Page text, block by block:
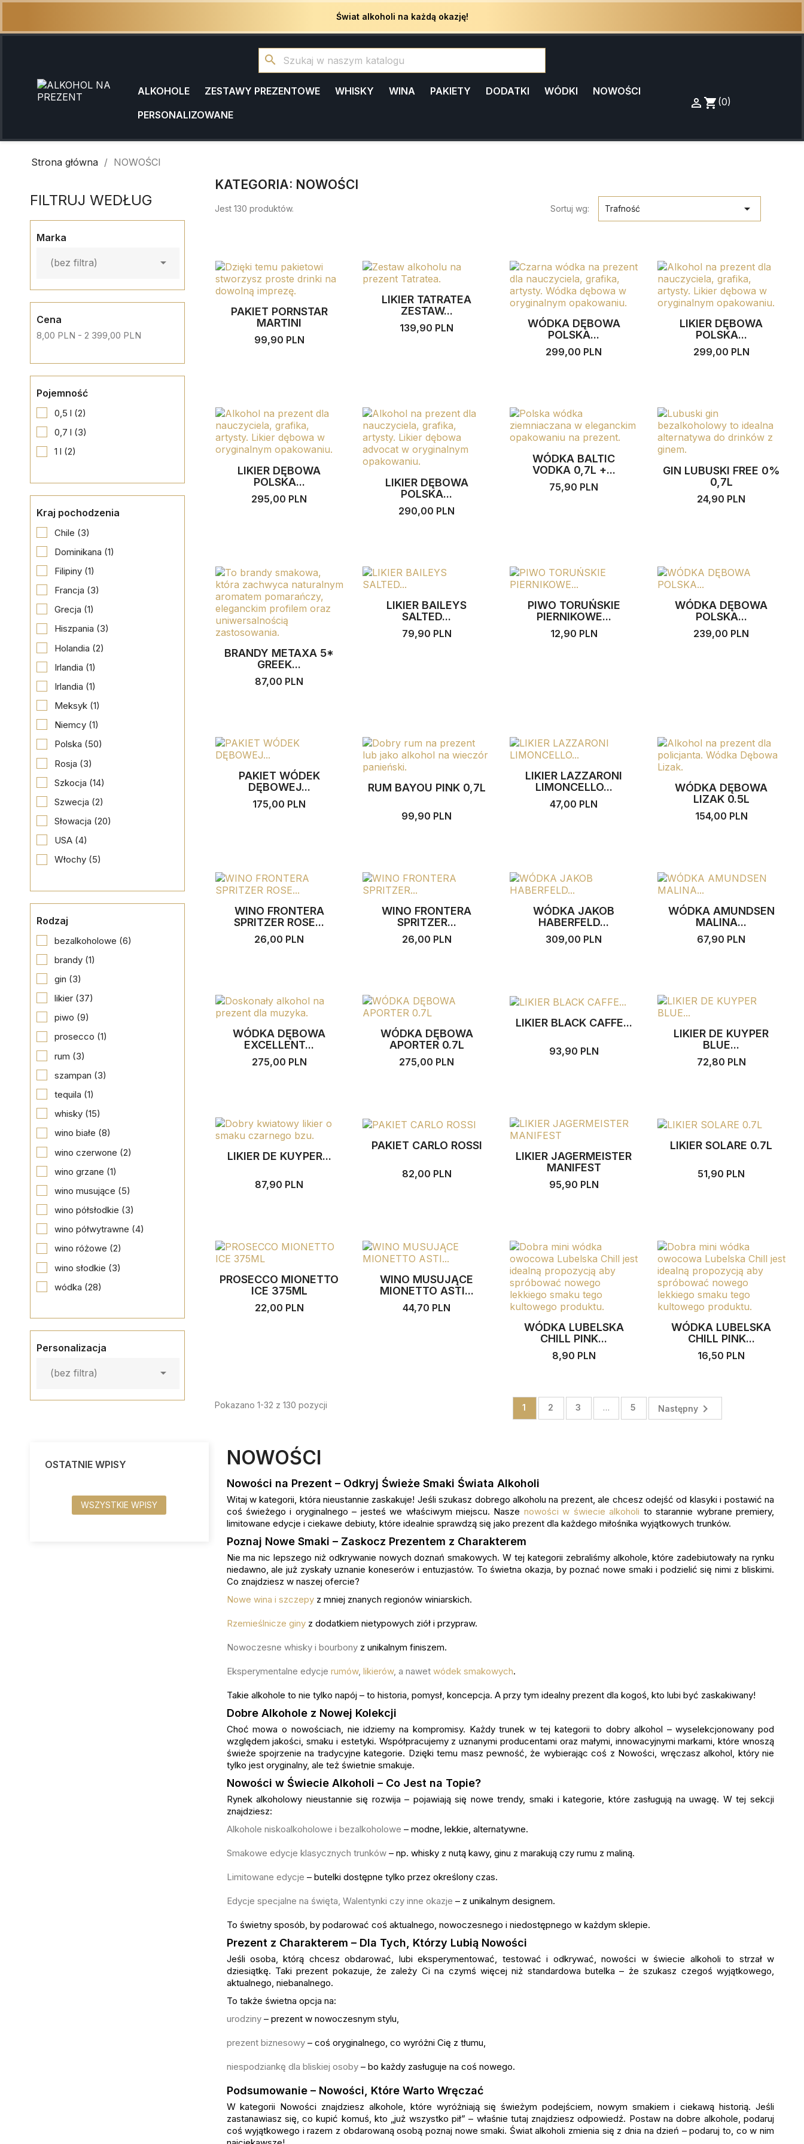
Świat alkoholi na każdą okazję!
search
ALKOHOLE ZESTAWY PREZENTOWE WHISKY WINA PAKIETY DODATKI WÓDKI
NOWOŚCI
PERSONALIZOWANE
 Zaloguj
shopping_cart
Koszyk
(0)
Strona główna NOWOŚCI
FILTRUJ WEDŁUG
Marka
(bez filtra) 
Cena
8,00 PLN - 2 399,00 PLN
Pojemność
0,5 l (2)
0,7 l (3)
1 l (2)
Kraj pochodzenia
Chile (3)
Dominikana (1)
Filipiny (1)
Francja (3)
Grecja (1)
Hiszpania (3)
Holandia (2)
Irlandia (1)
Irlandia (1)
Meksyk (1)
Niemcy (1)
Polska (50)
Rosja (3)
Szkocja (14)
Szwecja (2)
Słowacja (20)
USA (4)
Włochy (5)
Rodzaj
bezalkoholowe (6)
brandy (1)
gin (3)
likier (37)
piwo (9)
prosecco (1)
rum (3)
szampan (3)
tequila (1)
whisky (15)
wino białe (8)
wino czerwone (2)
wino grzane (1)
wino musujące (5)
wino półsłodkie (3)
wino półwytrawne (4)
wino różowe (2)
wino słodkie (3)
wódka (28)
Personalizacja
(bez filtra) 
OSTATNIE WPISY
WSZYSTKIE WPISY
KATEGORIA: NOWOŚCI
Jest 130 produktów. Sortuj wg: Trafność 
PAKIET PORNSTAR
MARTINI
99,90 PLN
LIKIER TATRATEA
ZESTAW...
139,90 PLN
WÓDKA DĘBOWA
POLSKA...
299,00 PLN
LIKIER DĘBOWA
POLSKA...
299,00 PLN
LIKIER DĘBOWA
POLSKA...
295,00 PLN
LIKIER DĘBOWA
POLSKA...
290,00 PLN
WÓDKA BALTIC
VODKA 0,7L +...
75,90 PLN
GIN LUBUSKI FREE 0%
0,7L
24,90 PLN
BRANDY METAXA 5*
GREEK...
87,00 PLN
LIKIER BAILEYS
SALTED...
79,90 PLN
PIWO TORUŃSKIE
PIERNIKOWE...
12,90 PLN
WÓDKA DĘBOWA
POLSKA...
239,00 PLN
PAKIET WÓDEK
DĘBOWEJ...
175,00 PLN
RUM BAYOU PINK 0,7L
99,90 PLN
LIKIER LAZZARONI
LIMONCELLO...
47,00 PLN
WÓDKA DĘBOWA
LIZAK 0.5L
154,00 PLN
WINO FRONTERA
SPRITZER ROSE...
26,00 PLN
WINO FRONTERA
SPRITZER...
26,00 PLN
WÓDKA JAKOB
HABERFELD...
309,00 PLN
WÓDKA AMUNDSEN
MALINA...
67,90 PLN
WÓDKA DĘBOWA
EXCELLENT...
275,00 PLN
WÓDKA DĘBOWA
APORTER 0.7L
275,00 PLN
LIKIER BLACK CAFFE...
93,90 PLN
LIKIER DE KUYPER
BLUE...
72,80 PLN
LIKIER DE KUYPER...
87,90 PLN
PAKIET CARLO ROSSI
82,00 PLN
LIKIER JAGERMEISTER
MANIFEST
95,90 PLN
LIKIER SOLARE 0.7L
51,90 PLN
PROSECCO MIONETTO
ICE 375ML
22,00 PLN
WINO MUSUJĄCE
MIONETTO ASTI...
44,70 PLN
WÓDKA LUBELSKA
CHILL PINK...
8,90 PLN
WÓDKA LUBELSKA
CHILL PINK...
16,50 PLN
Pokazano 1-32 z 130 pozycji 1 2 3 … 5 Następny 
NOWOŚCI
Nowości na Prezent – Odkryj Świeże Smaki Świata Alkoholi
Witaj w kategorii, która nieustannie zaskakuje! Jeśli szukasz dobrego alkoholu na prezent, ale chcesz odejść od klasyki i postawić na
coś świeżego i oryginalnego – jesteś we właściwym miejscu. Nasze nowości w świecie alkoholi to starannie wybrane premiery,
limitowane edycje i ciekawe debiuty, które idealnie sprawdzą się jako prezent dla każdego miłośnika wyjątkowych trunków.
Poznaj Nowe Smaki – Zaskocz Prezentem z Charakterem
Nie ma nic lepszego niż odkrywanie nowych doznań smakowych. W tej kategorii zebraliśmy alkohole, które zadebiutowały na rynku
niedawno, ale już zyskały uznanie koneserów i entuzjastów. To świetna okazja, by poznać nowe smaki i podzielić się nimi z bliskimi.
Co znajdziesz w naszej ofercie?
Nowe wina i szczepyz mniej znanych regionów winiarskich.
Rzemieślnicze ginyz dodatkiem nietypowych ziół i przypraw.
Nowoczesne whisky i bourbonyz unikalnym finiszem.
Eksperymentalne edycje rumów, likierów, a nawet wódek smakowych.
Takie alkohole to nie tylko napój – to historia, pomysł, koncepcja. A przy tym idealny prezent dla kogoś, kto lubi być zaskakiwany!
Dobre Alkohole z Nowej Kolekcji
Choć mowa o nowościach, nie idziemy na kompromisy. Każdy trunek w tej kategorii to dobry alkohol – wyselekcjonowany pod
względem jakości, smaku i estetyki. Współpracujemy z uznanymi producentami oraz małymi, innowacyjnymi markami, które wnoszą
świeże spojrzenie na tradycyjne kategorie. Dzięki temu masz pewność, że wybierając coś z Nowości, wręczasz alkohol, który nie
tylko jest oryginalny, ale też świetnie smakuje.
Nowości w Świecie Alkoholi – Co Jest na Topie?
Rynek alkoholowy nieustannie się rozwija – pojawiają się nowe trendy, smaki i kategorie, które zasługują na uwagę. W tej sekcji
znajdziesz:
Alkohole niskoalkoholowe i bezalkoholowe – modne, lekkie, alternatywne.
Smakowe edycje klasycznych trunków– np. whisky z nutą kawy, ginu z marakują czy rumu z maliną.
Limitowane edycje – butelki dostępne tylko przez określony czas.
Edycje specjalne na święta, Walentynki czy inne okazje – z unikalnym designem.
To świetny sposób, by podarować coś aktualnego, nowoczesnego i niedostępnego w każdym sklepie.
Prezent z Charakterem – Dla Tych, Którzy Lubią Nowości
Jeśli osoba, którą chcesz obdarować, lubi eksperymentować, testować i odkrywać, nowości w świecie alkoholi to strzał w
dziesiątkę. Taki prezent pokazuje, że zależy Ci na czymś więcej niż standardowa butelka – że szukasz czegoś wyjątkowego,
aktualnego, niebanalnego.
To także świetna opcja na:
urodziny– prezent w nowoczesnym stylu,
prezent biznesowy– coś oryginalnego, co wyróżni Cię z tłumu,
niespodziankę dla bliskiej osoby– bo każdy zasługuje na coś nowego.
Podsumowanie – Nowości, Które Warto Wręczać
W kategorii Nowości znajdziesz alkohole, które wyróżniają się świeżym podejściem, nowym smakiem i ciekawą historią. Jeśli
zastanawiasz się, co kupić komuś, kto „już wszystko pił” – właśnie tutaj znajdziesz odpowiedź. Postaw na dobre alkohole, podaruj
coś wyjątkowego i razem z obdarowaną osobą poznaj nowe smaki. Świat alkoholi zmienia się z dnia na dzień – podaruj to, co w nim